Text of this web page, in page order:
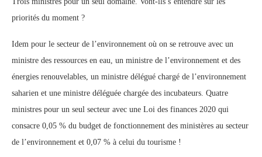
priorités du moment ?
Idem pour le secteur de l’environnement où on se retrouve avec un
ministre des ressources en eau, un ministre de l’environnement et des
énergies renouvelables, un ministre délégué chargé de l’environnement
saharien et une ministre déléguée chargée des incubateurs. Quatre
ministres pour un seul secteur avec une Loi des finances 2020 qui
consacre 0,05 % du budget de fonctionnement des ministères au secteur
de l’environnement et 0,07 % à celui du tourisme !